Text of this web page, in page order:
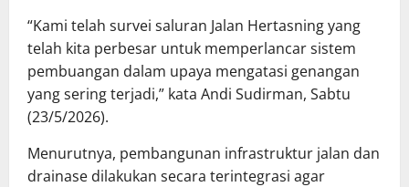
“Kami telah survei saluran Jalan Hertasning yang
telah kita perbesar untuk memperlancar sistem
pembuangan dalam upaya mengatasi genangan
yang sering terjadi,” kata Andi Sudirman, Sabtu
(23/5/2026).
Menurutnya, pembangunan infrastruktur jalan dan
drainase dilakukan secara terintegrasi agar